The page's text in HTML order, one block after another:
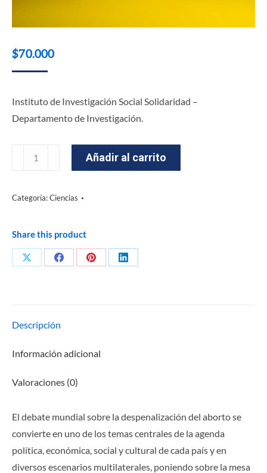
$70.000
Instituto de Investigación Social Solidaridad –
Departamento de Investigación.
Añadir al carrito
Categoría:Ciencias
Share this product
Descripción
Información adicional
Valoraciones (0)
El debate mundial sobre la despenalización del aborto se
convierte en uno de los temas centrales de la agenda
política, económica, social y cultural de cada país y en
diversos escenarios multilaterales, poniendo sobre la mesa